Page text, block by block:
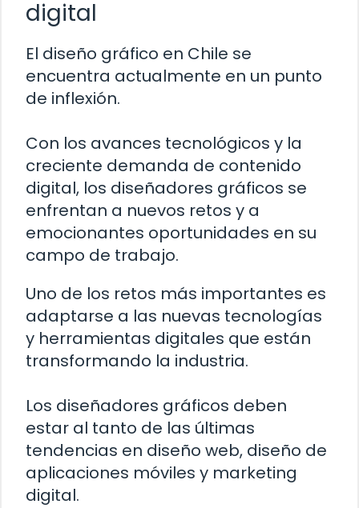
digital
El diseño gráfico en Chile se
encuentra actualmente en un punto
de inflexión.
Con los avances tecnológicos y la
creciente demanda de contenido
digital, los diseñadores gráficos se
enfrentan a nuevos retos y a
emocionantes oportunidades en su
campo de trabajo.
Uno de los retos más importantes es
adaptarse a las nuevas tecnologías
y herramientas digitales que están
transformando la industria.
Los diseñadores gráficos deben
estar al tanto de las últimas
tendencias en diseño web, diseño de
aplicaciones móviles y marketing
digital.